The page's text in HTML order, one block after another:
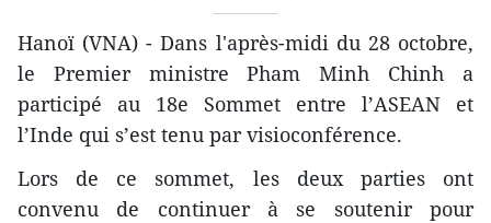
Hanoï (VNA) - Dans l'après-midi du 28 octobre,
le Premier ministre Pham Minh Chinh a
participé au 18e Sommet entre l’ASEAN et
l’Inde qui s’est tenu par visioconférence.
Lors de ce sommet, les deux parties ont
convenu de continuer à se soutenir pour